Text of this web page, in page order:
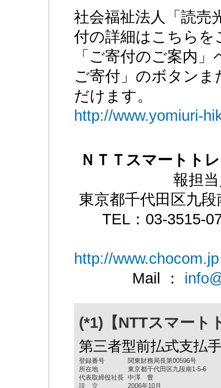
社会福祉法人「読売
付の詳細はこちらを
「ご寄付のご案内
ご寄付」のボタン
だけます。
http://www.yomiuri-
ＮＴＴスマートト
報担
東京都千代田区九
TEL：03-3515-
http://www.chocom.jp
Mail ：
(*1)【NTTスマート
第三者型前払式支払
登録番号
関東財務局長第00596号
所在地
東京都千代田区九段南1-5-6
代表取締役社長 中澤 豊
設 立
2006年10月